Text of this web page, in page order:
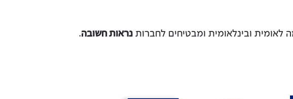
ובינלאומית ומבטיחים לחברות נראות חשובה.